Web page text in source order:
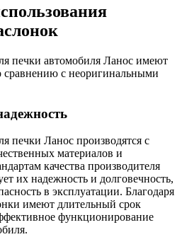
печки автомобиля Ланос имеют
сравнению с неоригинальными
печки Ланос производятся с
материалов и
качества производителя
их надежность и долговечность,
в эксплуатации. Благодаря
имеют длительный срок
функционирование